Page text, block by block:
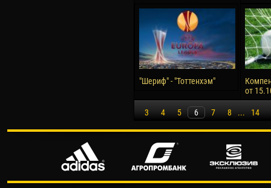
"Шериф" - "Тоттенхэм"
от
3 4 5 6 7 8 ... 14